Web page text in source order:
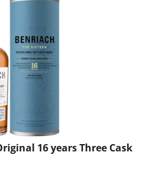
16 years Three Cask